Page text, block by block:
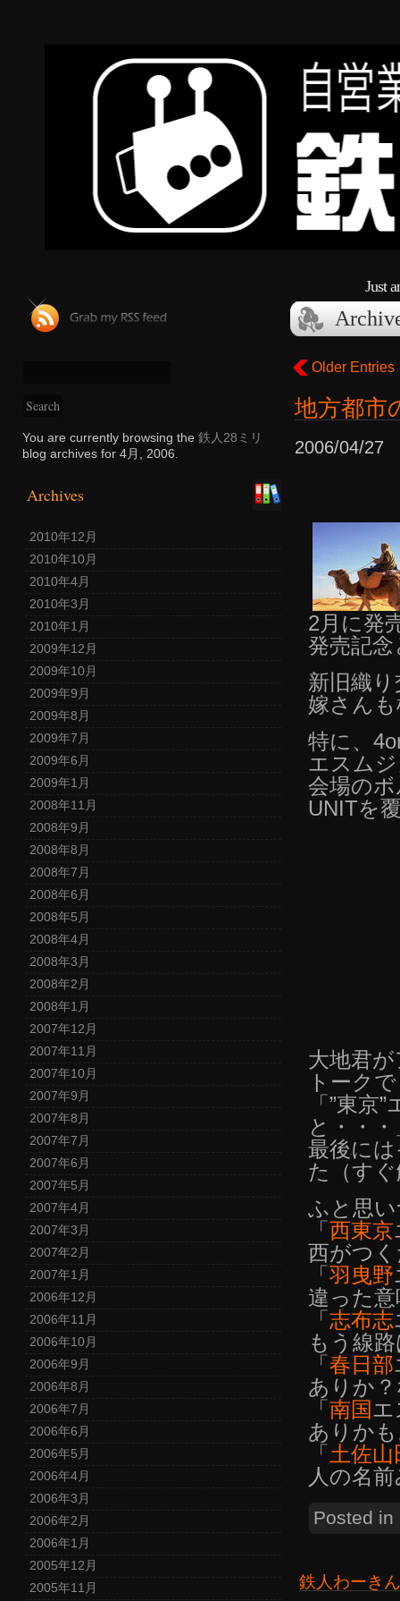
Just
You are currently browsing the 鉄人28ミリ
blog archives for 4月, 2006.
Archives
2010年12月
2010年10月
2010年4月
2010年3月
2010年1月
2009年12月
2009年10月
2009年9月
2009年8月
2009年7月
2009年6月
2009年1月
2008年11月
2008年9月
2008年8月
2008年7月
2008年6月
2008年5月
2008年4月
2008年3月
2008年2月
2008年1月
2007年12月
2007年11月
2007年10月
2007年9月
2007年8月
2007年7月
2007年6月
2007年5月
2007年4月
2007年3月
2007年2月
2007年1月
2006年12月
2006年11月
2006年10月
2006年9月
2006年8月
2006年7月
2006年6月
2006年5月
2006年4月
2006年3月
2006年2月
2006年1月
2005年12月
2005年11月
Older Entries
地方都市
2006/04/27
2月に発
発売記
新旧織
嫁さん
特に、
エスム
会場の
UNITを
大地君
トークで
「”東京
と・・
最後に
た（す
ふと思
「 西東京
西がつ
「 羽曳野
違った
「 志布志
もう線
「 春日部
ありか
「 南国エ
ありか
「 土佐山
人の名
Posted in
鉄人わーき